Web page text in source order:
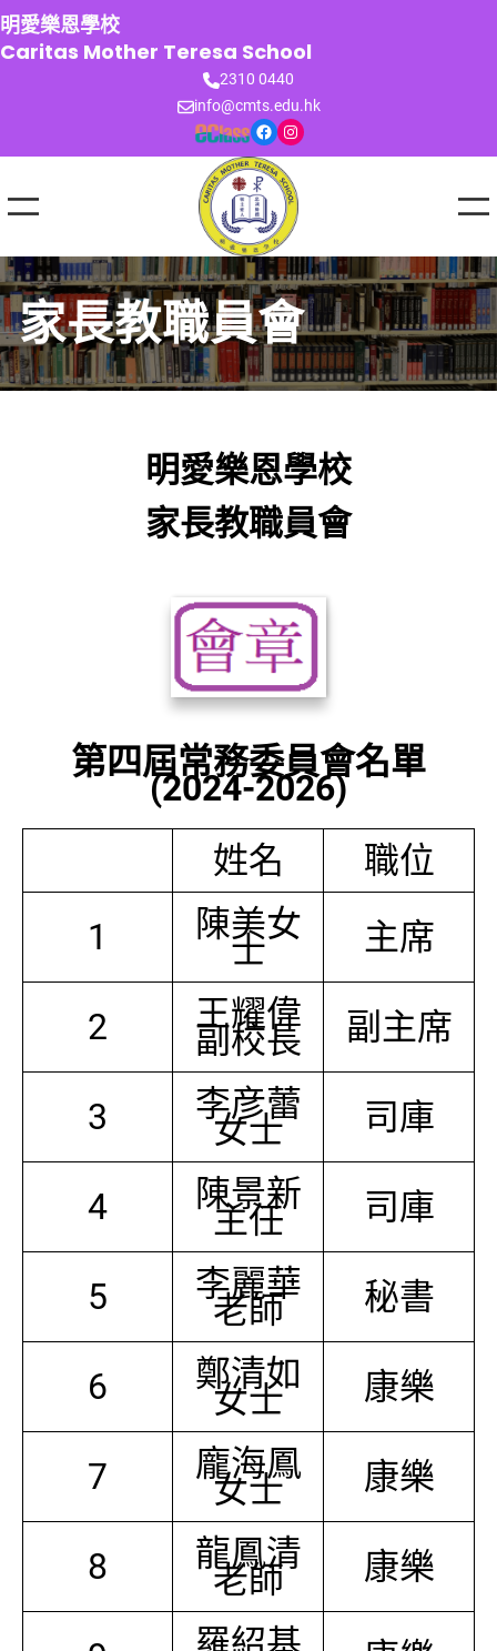
跳
至
主
明愛樂恩學校
Caritas Mother Teresa School
2310 0440
info@cmts.edu.hk
Facebook Instagram
家長教職員會
明愛樂恩學校
家長教職員會
第四屆常務委員會名單
(2024-2026)
姓名
職位
1
陳美女
士 主席
2 王耀偉
副校長 副主席
3 李彦蕾
女士 司庫
4 陳景新
主任 司庫
5 李麗華
老師 秘書
6 鄭清如
女士 康樂
7 龐海鳳
女士 康樂
8 龍鳳清
老師 康樂